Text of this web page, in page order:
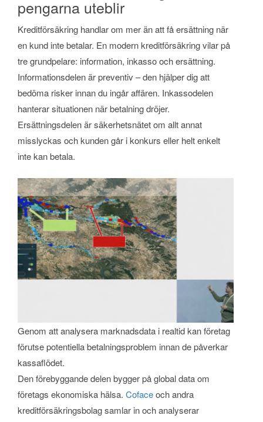
pengarna uteblir
Kreditförsäkring handlar om mer än att få ersättning när
en kund inte betalar. En modern kreditförsäkring vilar på
tre grundpelare: information, inkasso och ersättning.
Informationsdelen är preventiv – den hjälper dig att
bedöma risker innan du ingår affären. Inkassodelen
hanterar situationen när betalning dröjer.
Ersättningsdelen är säkerhetsnätet om allt annat
misslyckas och kunden går i konkurs eller helt enkelt
inte kan betala.
Genom att analysera marknadsdata i realtid kan företag
förutse potentiella betalningsproblem innan de påverkar
kassaflödet.
Den förebyggande delen bygger på global data om
företags ekonomiska hälsa. Cofaceoch andra
kreditförsäkringsbolag samlar in och analyserar